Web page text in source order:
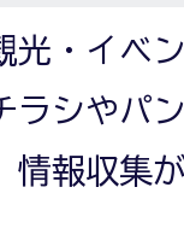
光・イベ
ラシやパ
情報収集